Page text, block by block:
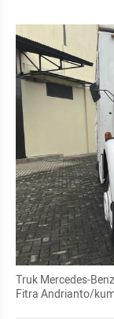
Truk Mercedes-
Fitra Andrianto/